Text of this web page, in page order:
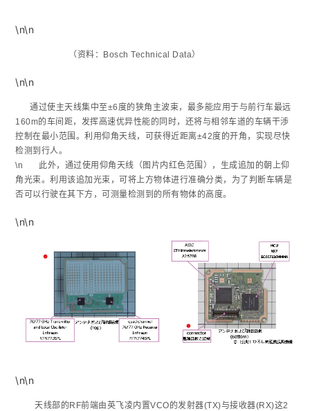
\n\n
（资料：Bosch Technical Data）
\n\n
通过使主天线集中至±6度的狭角主波束，最多能应用于与前行车最远
160m的车间距，发挥高速优异性能的同时，还将与相邻车道的车辆干渉
控制在最小范围。利用仰角天线，可获得近距离±42度的开角，实现尽快
检测到行人。
\n 此外，通过使用仰角天线（图片内红色范围），生成追加的朝上仰
角光束。利用该追加光束，可将上方物体进行准确分类，为了判断车辆是
否可以行驶在其下方，可测量检测到的所有物体的高度。
\n\n
\n\n
天线部的RF前端由英飞凌内置VCO的发射器(TX)与接收器(RX)这2